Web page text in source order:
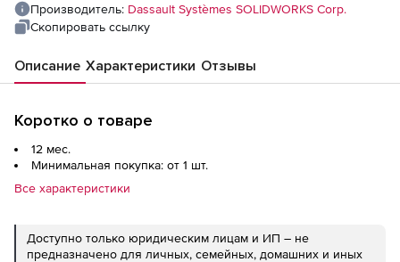
Производитель: Dassault Systèmes SOLIDWORKS Corp.
Скопировать ссылку
Описание Характеристики Отзывы
Коротко о товаре
12 мес.
Минимальная покупка: от 1 шт.
Все характеристики
Доступно только юридическим лицам и ИП – не
предназначено для личных, семейных, домашних и иных